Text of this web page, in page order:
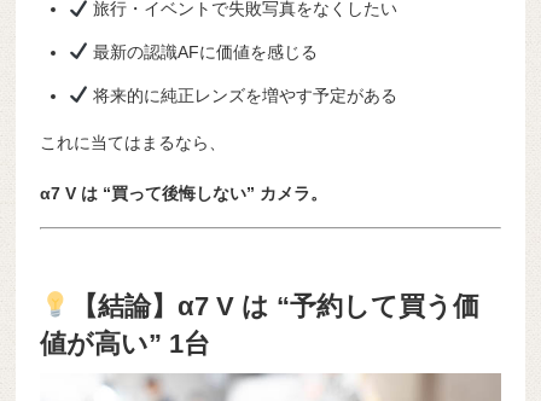
旅行・イベントで失敗写真をなくしたい
最新の認識AFに価値を感じる
将来的に純正レンズを増やす予定がある
これに当てはまるなら、
α7 V は “買って後悔しない” カメラ。
【結論】α7 V は “予約して買う価
値が高い” 1台